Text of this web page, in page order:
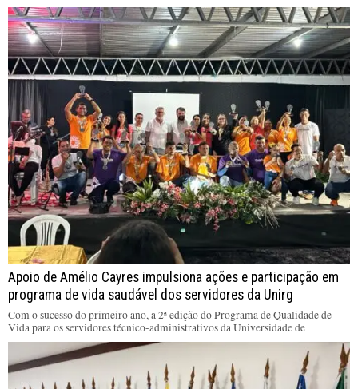
Apoio de Amélio Cayres impulsiona ações e participação em
programa de vida saudável dos servidores da Unirg
Com o sucesso do primeiro ano, a 2ª edição do Programa de Qualidade de
Vida para os servidores técnico-administrativos da Universidade de